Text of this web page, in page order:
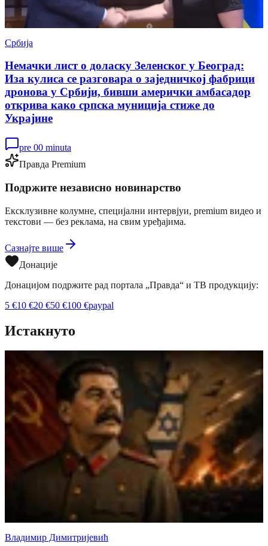
Србија
Немачки лист о доласку Зеленског у Београд:
Иза кулиса се разговара о заједничкој фабрици
дронова у Србији, бивши амерички амбасадор
открива како српска муниција стиже до
Украјине
pre 00 minuta
Правда Premium
Подржите независно новинарство
Ексклузивне колумне, специјални интервјуи, premium видео и
текстови — без реклама, на свим уређајима.
Сазнајте више
Донације
Донацијом подржите рад портала „Правда“ и ТВ продукцију:
5 €10 €20 €50 €100 €paypal
Истакнуто
Владимир Димитријевић